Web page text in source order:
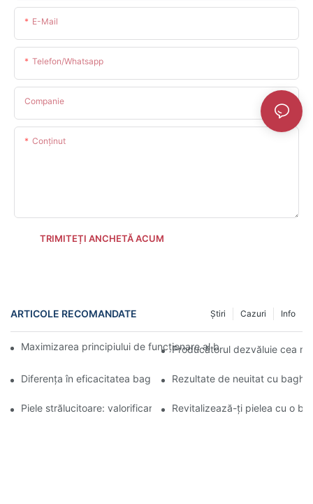
E-Mail
Telefon/whatsapp
Companie
Conţinut
TRIMITEȚI ANCHETĂ ACUM
ARTICOLE RECOMANDATE Info
Cazuri
Știri
Maximizarea principiului de funcționare al baghetei de terapie
Producătorul dezvăluie cea
Diferența în eficacitatea baghetelor de terapie cu lumină roșie
Rezultate de neuitat cu
Piele strălucitoare: valorificarea puterii terapiei cu lumină roșie
Revitalizează-ți pielea cu o